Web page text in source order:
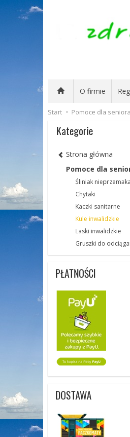
O firmie
Start Pomoce dla seniora
Kategorie
Strona główna
Pomoce dla
Śliniak
Chytaki
Kaczki sanitarne
Kule inwalidzkie
Laski inwalidzkie
Gruszki do
PŁATNOŚCI
DOSTAWA